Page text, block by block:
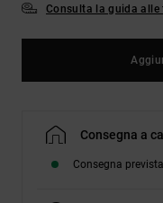
Consulta la guida alle
Consegna a
Consegna